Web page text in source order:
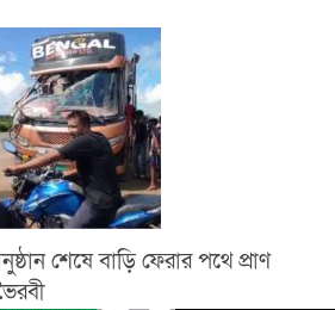
শেষে বাড়ি ফেরার পথে প্রাণ